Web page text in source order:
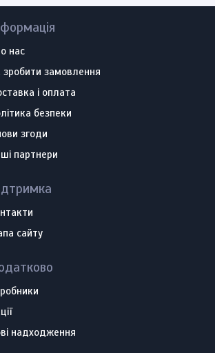
нас
зробити замовлення
і оплата
безпеки
згоди
партнери
сайту
надходження